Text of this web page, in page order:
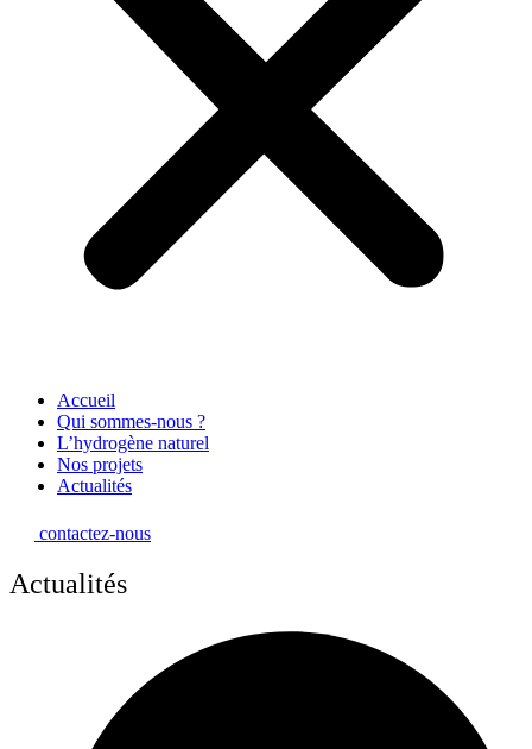
Accueil
Qui sommes-nous ?
L’hydrogène naturel
Nos projets
Actualités
contactez-nous
Actualités